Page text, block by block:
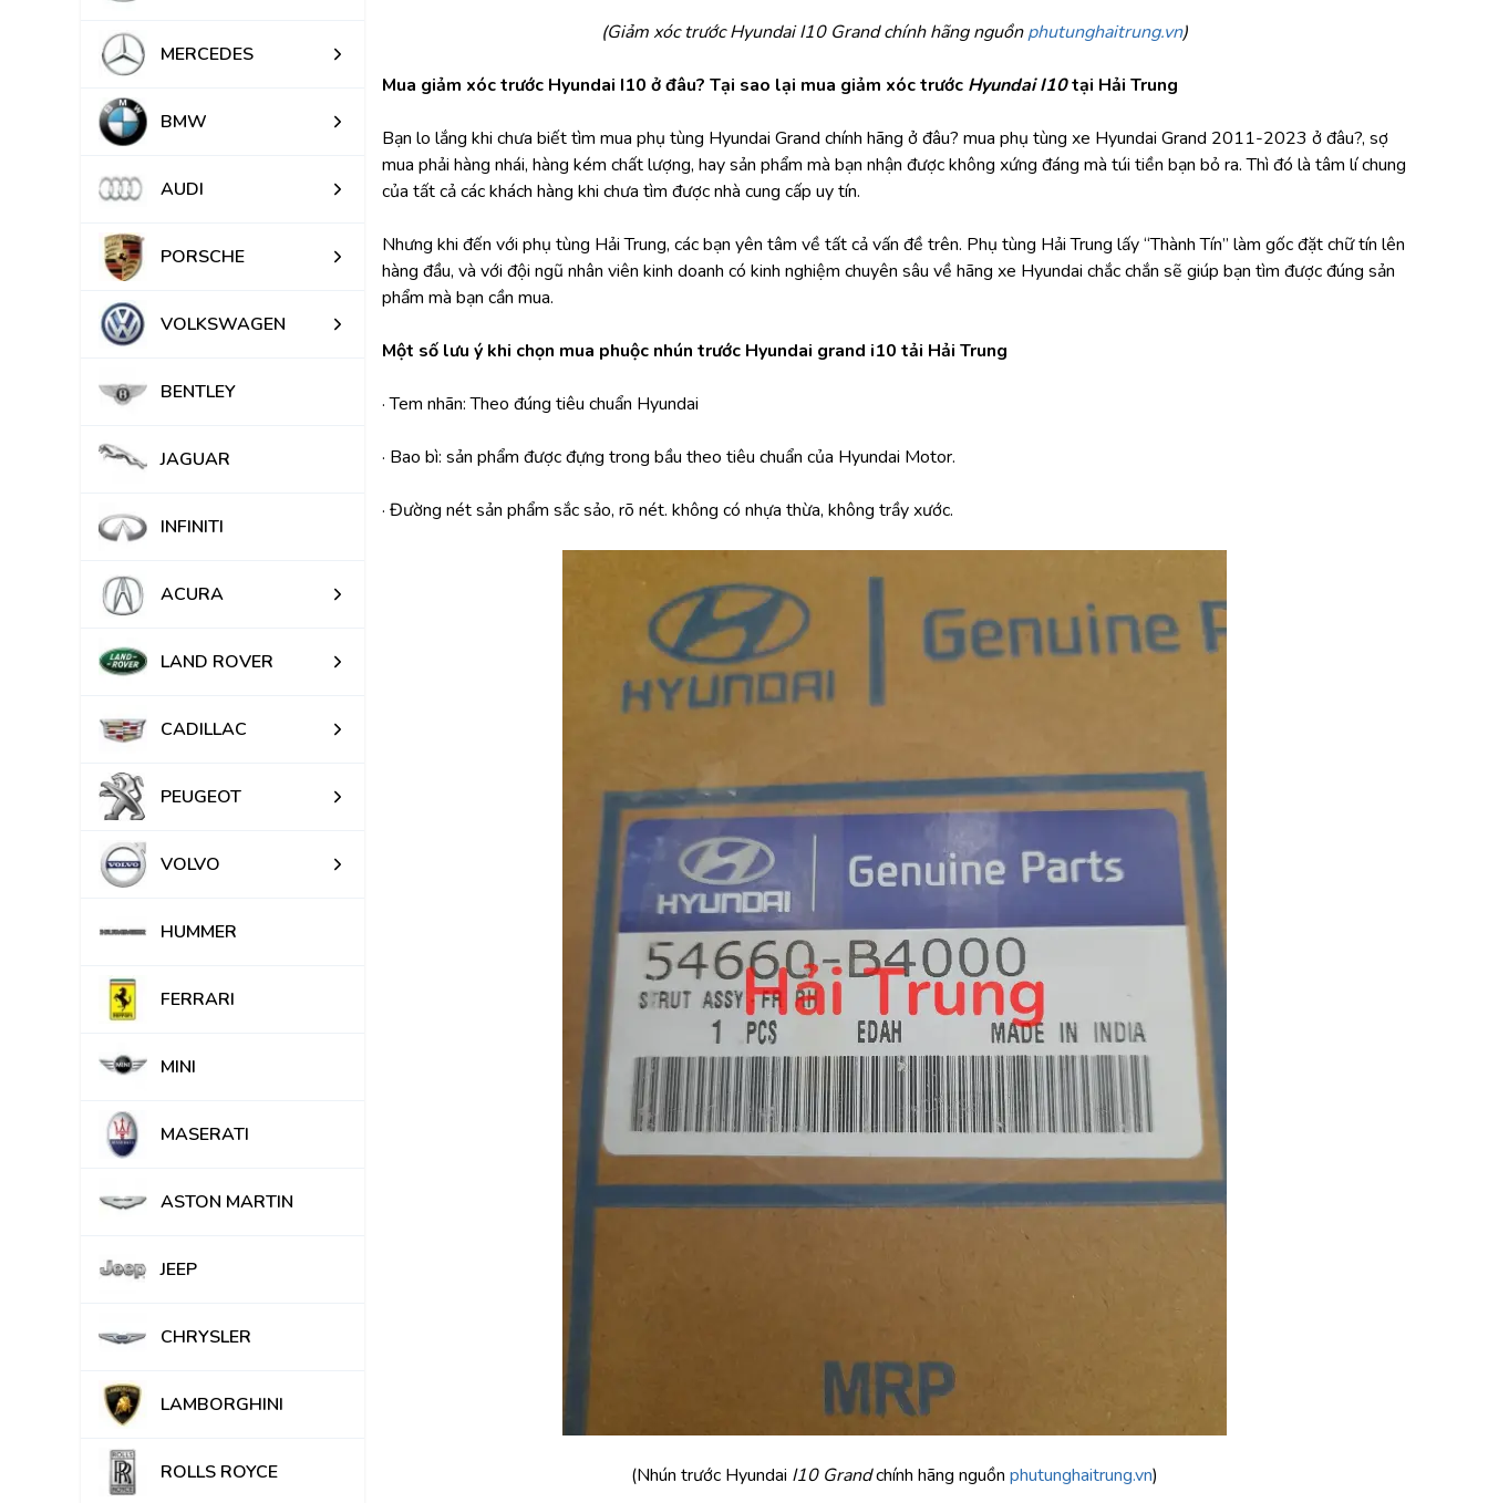
MERCEDES
BMW
AUDI
PORSCHE
VOLKSWAGEN
BENTLEY
JAGUAR
INFINITI
ACURA
LAND ROVER
CADILLAC
PEUGEOT
VOLVO
HUMMER
FERRARI
MINI
MASERATI
ASTON MARTIN
JEEP
CHRYSLER
LAMBORGHINI
ROLLS ROYCE
(Giảm xóc trước Hyundai I10 Grand chính hãng nguồn phutunghaitrung.vn)
Mua giảm xóc trước Hyundai I10 ở đâu? Tại sao lại mua giảm xóc trước Hyundai I10 tại Hải Trung
Bạn lo lắng khi chưa biết tìm mua phụ tùng Hyundai Grand chính hãng ở đâu? mua phụ tùng xe Hyundai Grand 2011-2023 ở đâu?, sợ
mua phải hàng nhái, hàng kém chất lượng, hay sản phẩm mà bạn nhận được không xứng đáng mà túi tiền bạn bỏ ra. Thì đó là tâm lí chung
của tất cả các khách hàng khi chưa tìm được nhà cung cấp uy tín.
Nhưng khi đến với phụ tùng Hải Trung, các bạn yên tâm về tất cả vấn đề trên. Phụ tùng Hải Trung lấy “Thành Tín” làm gốc đặt chữ tín lên
hàng đầu, và với đội ngũ nhân viên kinh doanh có kinh nghiệm chuyên sâu về hãng xe Hyundai chắc chắn sẽ giúp bạn tìm được đúng sản
phẩm mà bạn cần mua.
Một số lưu ý khi chọn mua phuộc nhún trước Hyundai grand i10 tải Hải Trung
· Tem nhãn: Theo đúng tiêu chuẩn Hyundai
· Bao bì: sản phẩm được đựng trong bầu theo tiêu chuẩn của Hyundai Motor.
· Đường nét sản phẩm sắc sảo, rõ nét. không có nhựa thừa, không trầy xước.
(Nhún trước Hyundai I10 Grand chính hãng nguồn phutunghaitrung.vn)